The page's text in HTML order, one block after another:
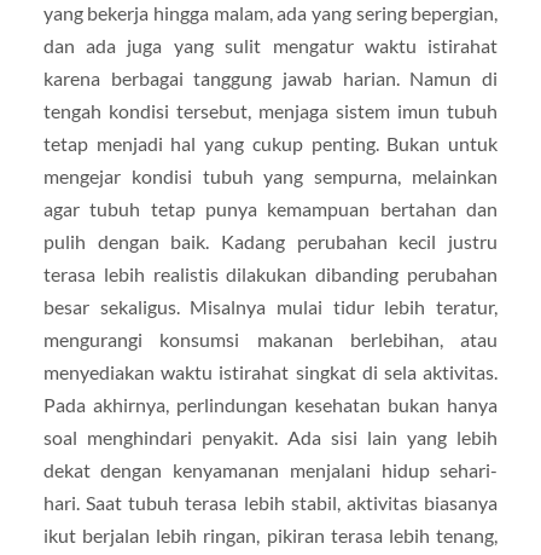
yang bekerja hingga malam, ada yang sering bepergian,
dan ada juga yang sulit mengatur waktu istirahat
karena berbagai tanggung jawab harian. Namun di
tengah kondisi tersebut, menjaga sistem imun tubuh
tetap menjadi hal yang cukup penting. Bukan untuk
mengejar kondisi tubuh yang sempurna, melainkan
agar tubuh tetap punya kemampuan bertahan dan
pulih dengan baik. Kadang perubahan kecil justru
terasa lebih realistis dilakukan dibanding perubahan
besar sekaligus. Misalnya mulai tidur lebih teratur,
mengurangi konsumsi makanan berlebihan, atau
menyediakan waktu istirahat singkat di sela aktivitas.
Pada akhirnya, perlindungan kesehatan bukan hanya
soal menghindari penyakit. Ada sisi lain yang lebih
dekat dengan kenyamanan menjalani hidup sehari-
hari. Saat tubuh terasa lebih stabil, aktivitas biasanya
ikut berjalan lebih ringan, pikiran terasa lebih tenang,